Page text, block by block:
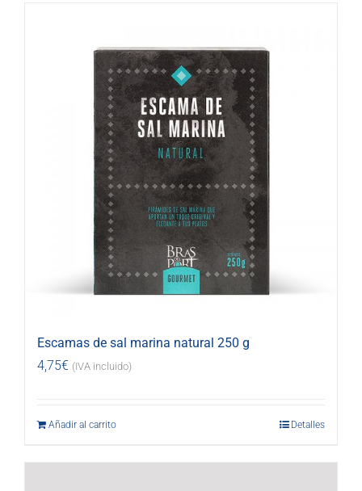
Escamas de sal marina natural 250 g
4,75€ (IVA incluido)
Añadir al carrito Detalles